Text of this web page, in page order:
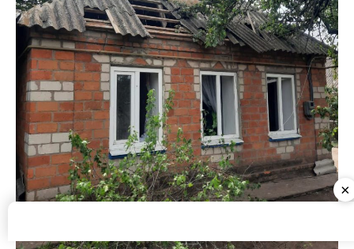
Люди не постраждали
×